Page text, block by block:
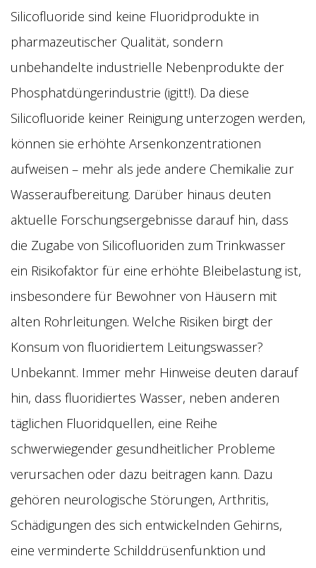
Silicofluoride sind keine Fluoridprodukte in
pharmazeutischer Qualität, sondern
unbehandelte industrielle Nebenprodukte der
Phosphatdüngerindustrie (igitt!). Da diese
Silicofluoride keiner Reinigung unterzogen werden,
können sie erhöhte Arsenkonzentrationen
aufweisen – mehr als jede andere Chemikalie zur
Wasseraufbereitung. Darüber hinaus deuten
aktuelle Forschungsergebnisse darauf hin, dass
die Zugabe von Silicofluoriden zum Trinkwasser
ein Risikofaktor für eine erhöhte Bleibelastung ist,
insbesondere für Bewohner von Häusern mit
alten Rohrleitungen. Welche Risiken birgt der
Konsum von fluoridiertem Leitungswasser?
Unbekannt. Immer mehr Hinweise deuten darauf
hin, dass fluoridiertes Wasser, neben anderen
täglichen Fluoridquellen, eine Reihe
schwerwiegender gesundheitlicher Probleme
verursachen oder dazu beitragen kann. Dazu
gehören neurologische Störungen, Arthritis,
Schädigungen des sich entwickelnden Gehirns,
eine verminderte Schilddrüsenfunktion und